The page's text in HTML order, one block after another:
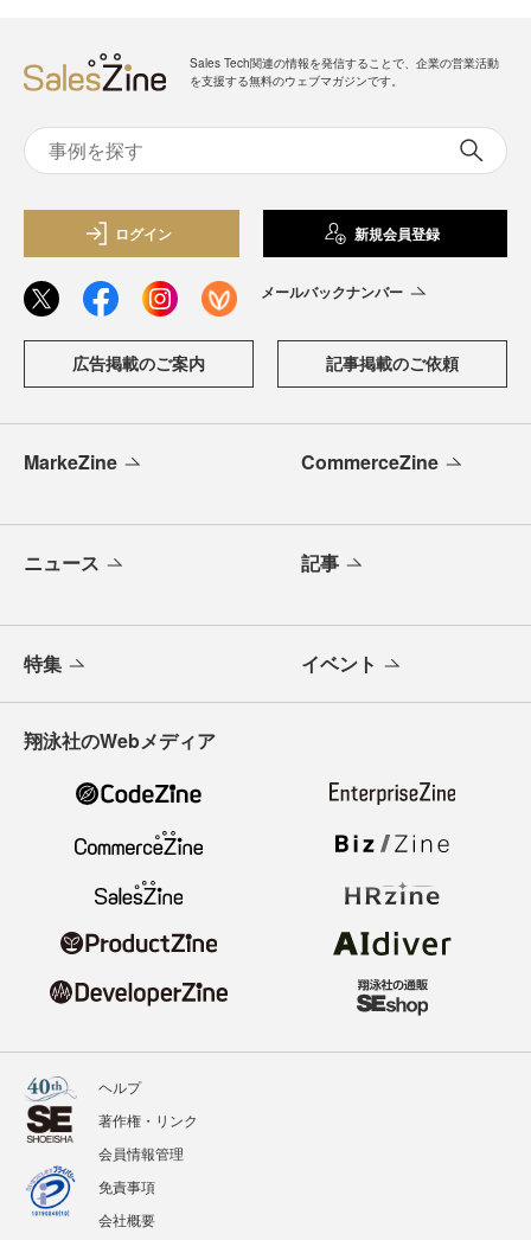
Sales Tech関連の情報を発信することで、企業の営業活動
を支援する無料のウェブマガジンです。
ログイン 新規会員登録
メールバックナンバー
広告掲載のご案内 記事掲載のご依頼
MarkeZine CommerceZine
ニュース 記事
特集 イベント
翔泳社のWebメディア
ヘルプ
著作権・リンク
会員情報管理
免責事項
会社概要